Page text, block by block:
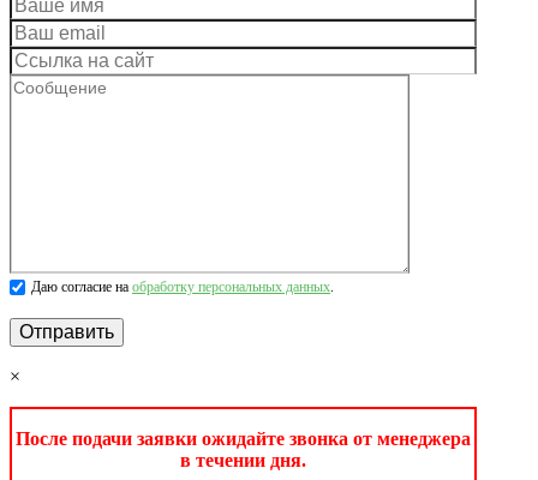
Даю согласие на обработку персональных данных.
×
После подачи заявки ожидайте звонка от менеджера
в течении дня.